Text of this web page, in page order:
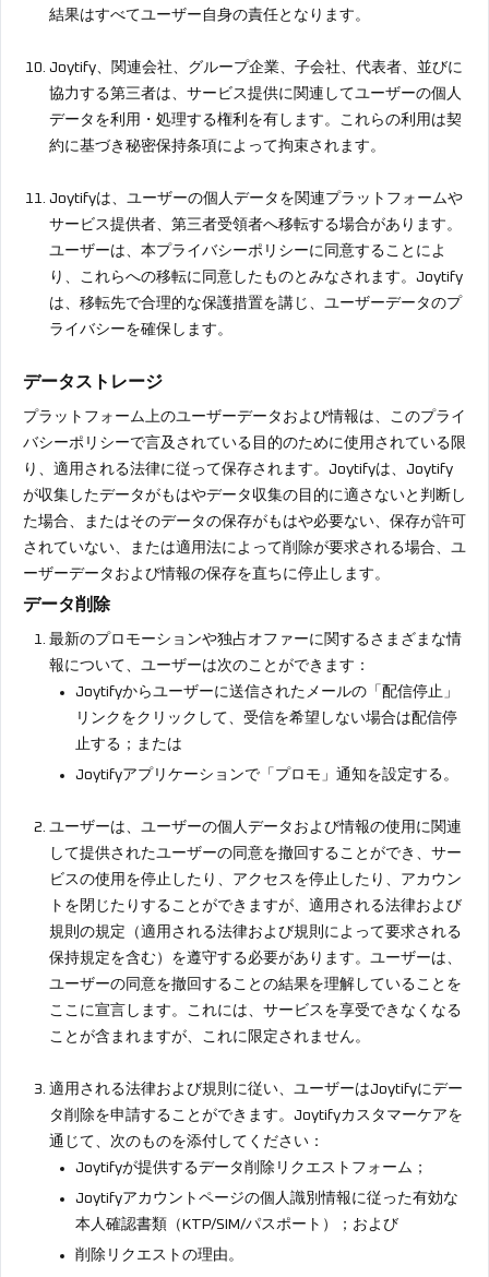
結果はすべてユーザー自身の責任となります。
Joytify、関連会社、グループ企業、子会社、代表者、並びに
協力する第三者は、サービス提供に関連してユーザーの個人
データを利用・処理する権利を有します。これらの利用は契
約に基づき秘密保持条項によって拘束されます。
Joytifyは、ユーザーの個人データを関連プラットフォームや
サービス提供者、第三者受領者へ移転する場合があります。
ユーザーは、本プライバシーポリシーに同意することによ
り、これらへの移転に同意したものとみなされます。Joytify
は、移転先で合理的な保護措置を講じ、ユーザーデータのプ
ライバシーを確保します。
データストレージ
プラットフォーム上のユーザーデータおよび情報は、このプライ
バシーポリシーで言及されている目的のために使用されている限
り、適用される法律に従って保存されます。Joytifyは、Joytify
が収集したデータがもはやデータ収集の目的に適さないと判断し
た場合、またはそのデータの保存がもはや必要ない、保存が許可
されていない、または適用法によって削除が要求される場合、ユ
ーザーデータおよび情報の保存を直ちに停止します。
データ削除
最新のプロモーションや独占オファーに関するさまざまな情
報について、ユーザーは次のことができます：
Joytifyからユーザーに送信されたメールの「配信停止」
リンクをクリックして、受信を希望しない場合は配信停
止する；または
Joytifyアプリケーションで「プロモ」通知を設定する。
ユーザーは、ユーザーの個人データおよび情報の使用に関連
して提供されたユーザーの同意を撤回することができ、サー
ビスの使用を停止したり、アクセスを停止したり、アカウン
トを閉じたりすることができますが、適用される法律および
規則の規定（適用される法律および規則によって要求される
保持規定を含む）を遵守する必要があります。ユーザーは、
ユーザーの同意を撤回することの結果を理解していることを
ここに宣言します。これには、サービスを享受できなくなる
ことが含まれますが、これに限定されません。
適用される法律および規則に従い、ユーザーはJoytifyにデー
タ削除を申請することができます。Joytifyカスタマーケアを
通じて、次のものを添付してください：
Joytifyが提供するデータ削除リクエストフォーム；
Joytifyアカウントページの個人識別情報に従った有効な
本人確認書類（KTP/SIM/パスポート）；および
削除リクエストの理由。